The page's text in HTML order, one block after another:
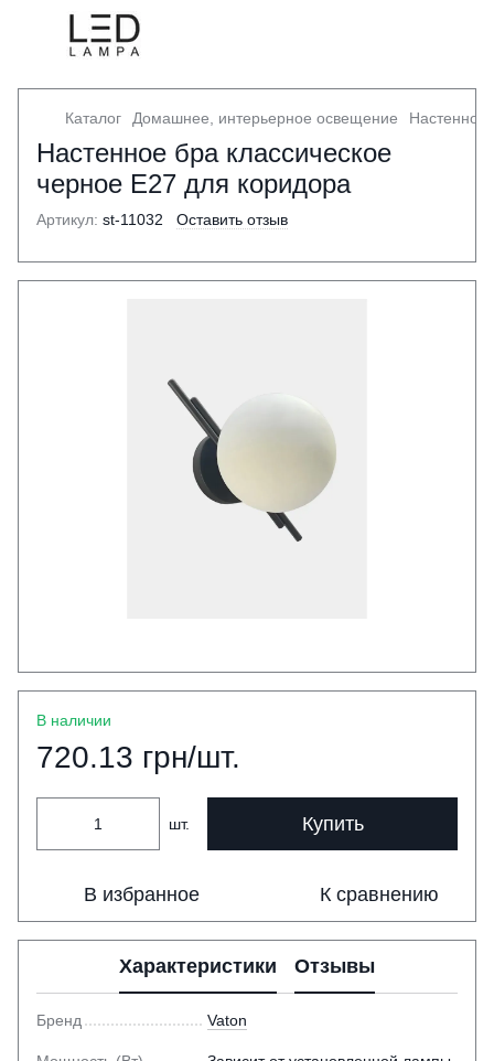
Каталог Домашнее, интерьерное освещение Настенное
Настенное бра классическое
черное E27 для коридора
Артикул: st-11032 Оставить отзыв
В наличии
720.13 грн/шт.
шт. Купить
В избранное К сравнению
Характеристики Отзывы
Бренд Vaton